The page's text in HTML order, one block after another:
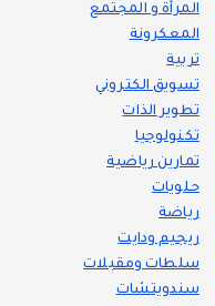
المرأة و المجتمع
المعكرونة
تربية
تسويق الكتروني
تطوير الذات
تكنولوجيا
تمارين رياضية
حلويات
رياضة
ريجيم ودايت
سلطات ومقبلات
سندويتشات